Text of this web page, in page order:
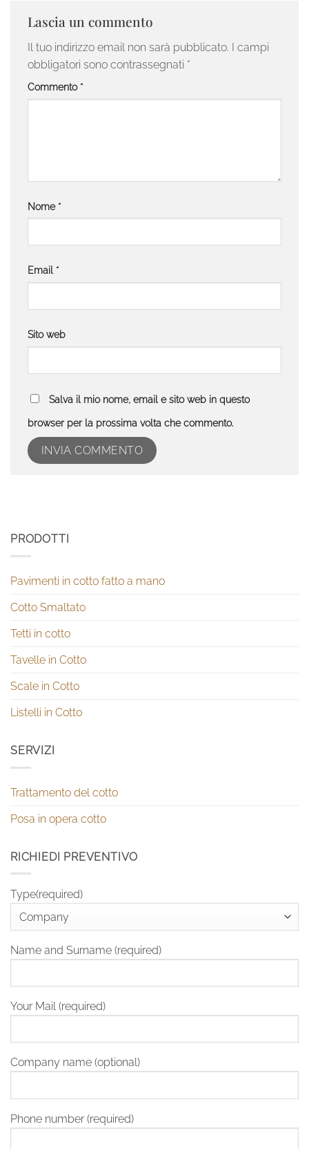
Lascia un commento
Il tuo indirizzo email non sarà pubblicato. I campi
obbligatori sono contrassegnati *
Commento *
Nome *
Email *
Sito web
Salva il mio nome, email e sito web in questo
browser per la prossima volta che commento.
PRODOTTI
Pavimenti in cotto fatto a mano
Cotto Smaltato
Tetti in cotto
Tavelle in Cotto
Scale in Cotto
Listelli in Cotto
SERVIZI
Trattamento del cotto
Posa in opera cotto
RICHIEDI PREVENTIVO
Type(required)
Name and Surname (required)
Your Mail (required)
Company name (optional)
Phone number (required)